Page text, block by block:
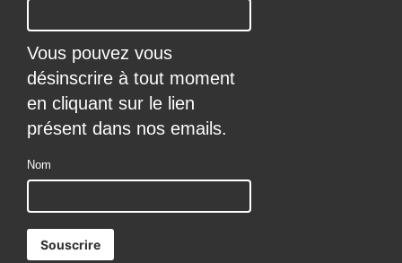
Vous pouvez vous
désinscrire à tout moment
en cliquant sur le lien
présent dans nos emails.
Nom